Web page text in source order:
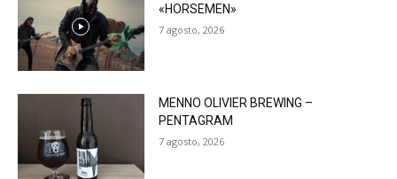
«HORSEMEN»
7 agosto, 2026
MENNO OLIVIER BREWING –
PENTAGRAM
7 agosto, 2026